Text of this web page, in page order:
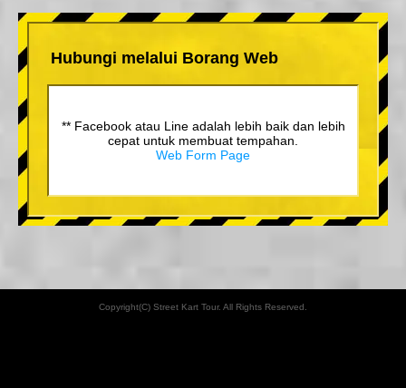
Hubungi melalui Borang Web
** Facebook atau Line adalah lebih baik dan lebih
cepat untuk membuat tempahan.
Web Form Page
Copyright(C) Street Kart Tour. All Rights Reserved.